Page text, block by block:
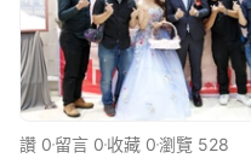
氛一部一部影片看下去,
團
讚 0 留言 0 收藏 0瀏覽 528